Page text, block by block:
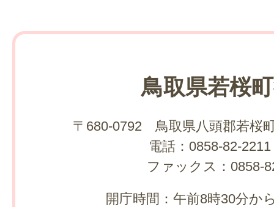
鳥取県若桜
〒680-0792 鳥取県八頭郡若桜
電話：0858-82-
ファックス：0858-
開庁時間：午前8時30分か